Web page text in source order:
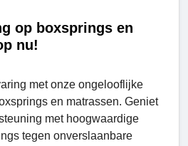
op boxsprings en
nu!
met onze ongelooflijke
en matrassen. Geniet
met hoogwaardige
tegen onverslaanbare